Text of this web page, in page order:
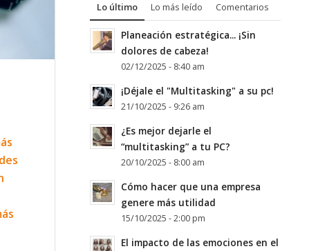
Lo último Lo más leído Comentarios
Planeación estratégica... ¡Sin
dolores de cabeza!
02/12/2025 - 8:40 am
¡Déjale el "Multitasking" a su pc!
21/10/2025 - 9:26 am
¿Es mejor dejarle el
“multitasking” a tu PC?
20/10/2025 - 8:00 am
Cómo hacer que una empresa
genere más utilidad
15/10/2025 - 2:00 pm
El impacto de las emociones en el